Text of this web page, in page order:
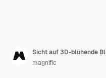
Sicht auf 3D-blühende
magnific